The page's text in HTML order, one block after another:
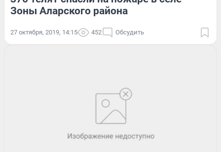
Зоны Аларского района
27 октября, 2019, 14:15 452 Обсудить